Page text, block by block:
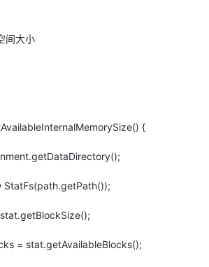
间大小
{
StatFs(path.getPath());
= stat.getAvailableBlocks();